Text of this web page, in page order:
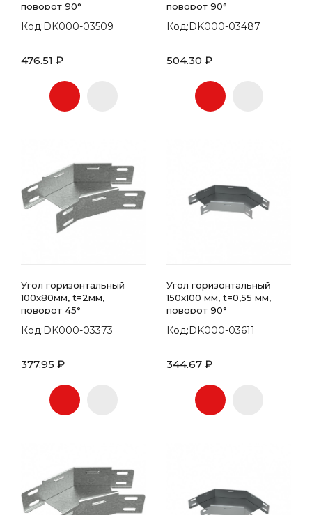
поворот 90°
Код:DK000-03509
476.51 ₽
поворот 90°
Код:DK000-03487
504.30 ₽
Угол горизонтальный
100x80мм, t=2мм,
поворот 45°
Код:DK000-03373
377.95 ₽
Угол горизонтальный
150x100 мм, t=0,55 мм,
поворот 90°
Код:DK000-03611
344.67 ₽